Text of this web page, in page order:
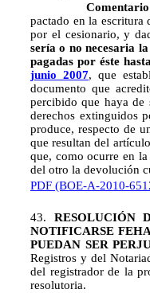
Comentario
pactado en la escritura
por el cesionario, y
sería o no necesaria
pagadas por éste
junio 2007, que
documento que
percibido que haya de
derechos extinguidos
produce, respecto de
que resultan del
que, como ocurre en
del otro la devolución
PDF (BOE-A-2010-
43. RESOLUCIÓN
NOTIFICARSE
PUEDAN SER
Registros y del
del registrador de la
resolutoria.